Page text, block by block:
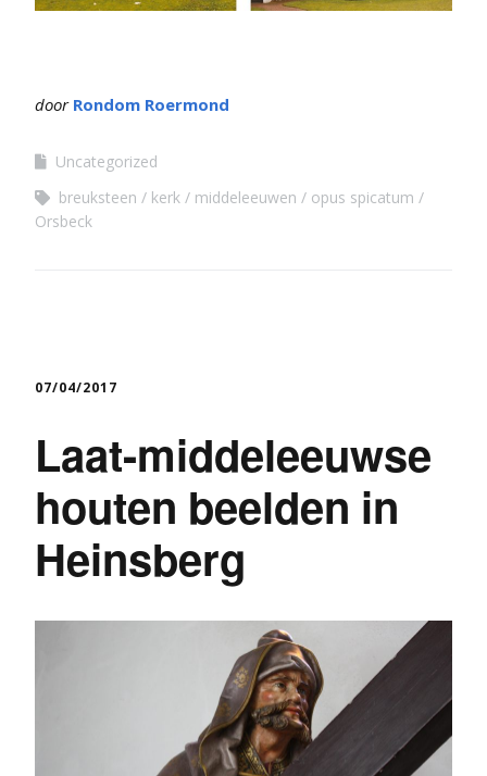
door Rondom Roermond
Uncategorized
breuksteen
kerk middeleeuwen
opus spicatum
Orsbeck
07/04/2017
Laat-middeleeuwse
houten beelden in
Heinsberg